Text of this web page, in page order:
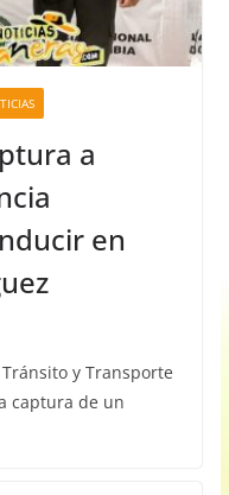
a
en
y Transporte
captura de un